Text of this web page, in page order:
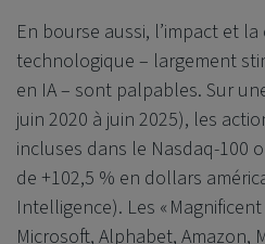
En bourse aussi, l’impact et
technologique – largement
en IA – sont palpables. Sur
juin 2020 à juin 2025), les
incluses dans le Nasdaq-100
de +102,5 % en dollars
Intelligence). Les «
Microsoft, Alphabet, Amazon,